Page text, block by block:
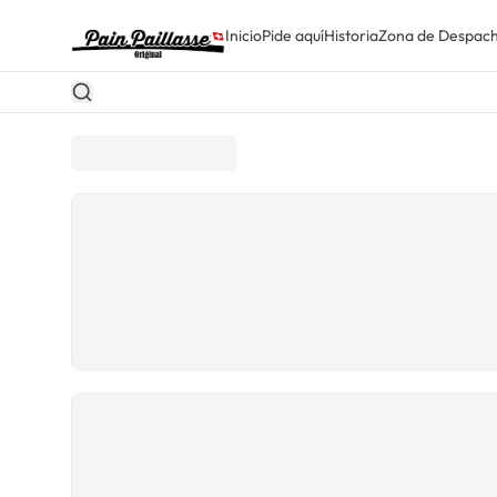
InicioPide aquíHistoriaZona de